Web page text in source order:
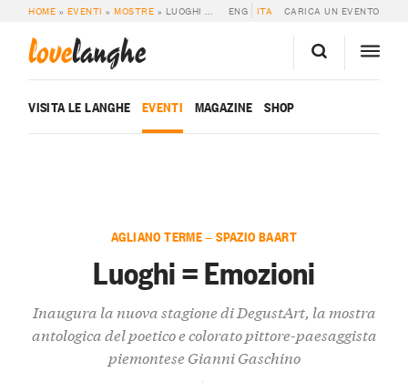
HOME » EVENTI »MOSTRE » LUOGHI = EMOZIONI ENG ITA CARICA UN EVENTO
lovelanghe
VISITA LE LANGHE EVENTI MAGAZINE SHOP
AGLIANO TERME — SPAZIO BAART
Luoghi = Emozioni
Inaugura la nuova stagione di DegustArt, la mostra
antologica del poetico e colorato pittore-paesaggista
piemontese Gianni Gaschino